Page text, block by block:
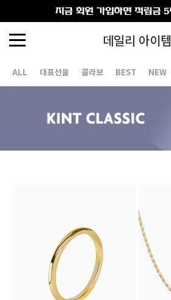
출석체크
데일리 아이템
ALL 대표선물 콜라보 BEST NEW